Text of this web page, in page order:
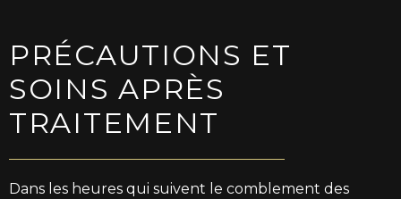
PRÉCAUTIONS ET
SOINS APRÈS
TRAITEMENT
Dans les heures qui suivent le comblement des